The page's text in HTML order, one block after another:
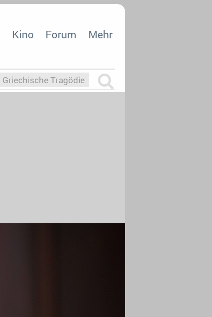
Kino Forum Mehr
Griechische Tragödie